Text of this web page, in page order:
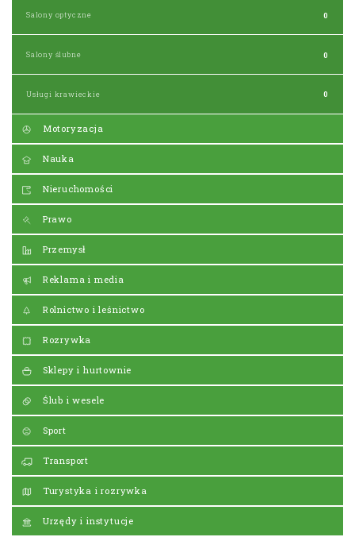
Salony optyczne 0
Salony ślubne 0
Usługi krawieckie 0
Motoryzacja
Nauka
Nieruchomości
Prawo
Przemysł
Reklama i media
Rolnictwo i leśnictwo
Rozrywka
Sklepy i hurtownie
Ślub i wesele
Sport
Transport
Turystyka i rozrywka
Urzędy i instytucje